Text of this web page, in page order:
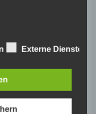
Person, deren
von dem für die
verarbeitet
Externe Dienste